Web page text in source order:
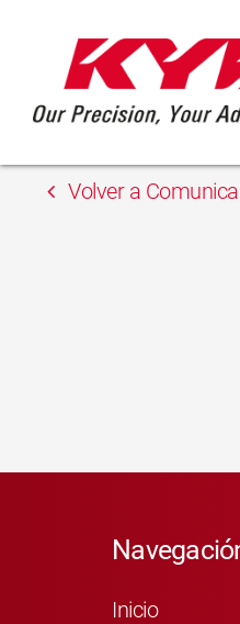
ELIT
Volver a
Inicio